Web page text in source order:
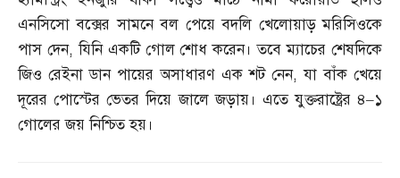
এনসিসো বক্সের সামনে বল পেয়ে বদলি খেলোয়াড় মরিসিওকে
পাস দেন,যিনি একটি গোল শোধ করেন। তবে ম্যাচের শেষদিকে
জিও রেইনা ডান পায়ের অসাধারণ এক শট নেন,যা বাঁক খেয়ে
দূরের পোস্টের ভেতর দিয়ে জালে জড়ায়। এতে যুক্তরাষ্ট্রের ৪–১
গোলের জয় নিশ্চিত হয়।